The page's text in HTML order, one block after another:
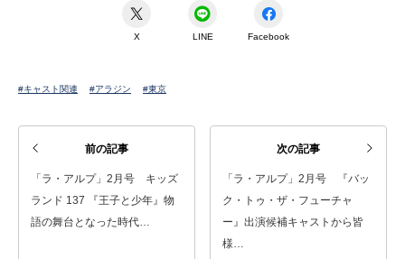
X LINE Facebook
#キャスト関連 #アラジン #東京
前の記事
「ラ・アルプ」2月号 キッズ
ランド 137 『王子と少年』物
語の舞台となった時代…
次の記事
「ラ・アルプ」2月号 『バッ
ク・トゥ・ザ・フューチャ
ー』出演候補キャストから皆
様…